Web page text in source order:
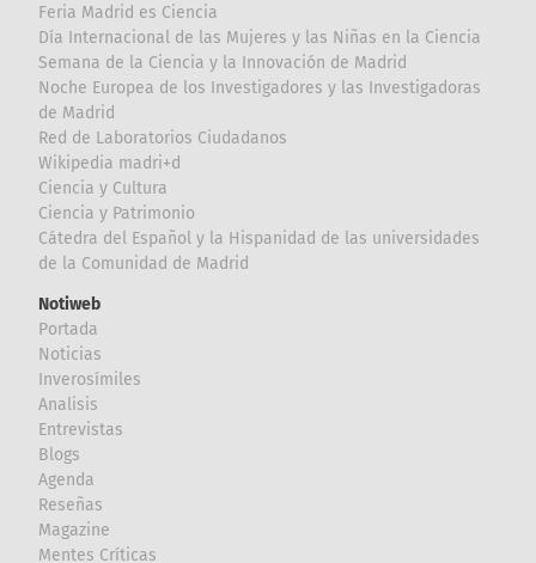
Feria Madrid es Ciencia
Día Internacional de las Mujeres y las Niñas en la Ciencia
Semana de la Ciencia y la Innovación de Madrid
Noche Europea de los Investigadores y las Investigadoras
de Madrid
Red de Laboratorios Ciudadanos
Wikipedia madri+d
Ciencia y Cultura
Ciencia y Patrimonio
Cátedra del Español y la Hispanidad de las universidades
de la Comunidad de Madrid
Notiweb
Portada
Noticias
Inverosímiles
Analisis
Entrevistas
Blogs
Agenda
Reseñas
Magazine
Mentes Críticas